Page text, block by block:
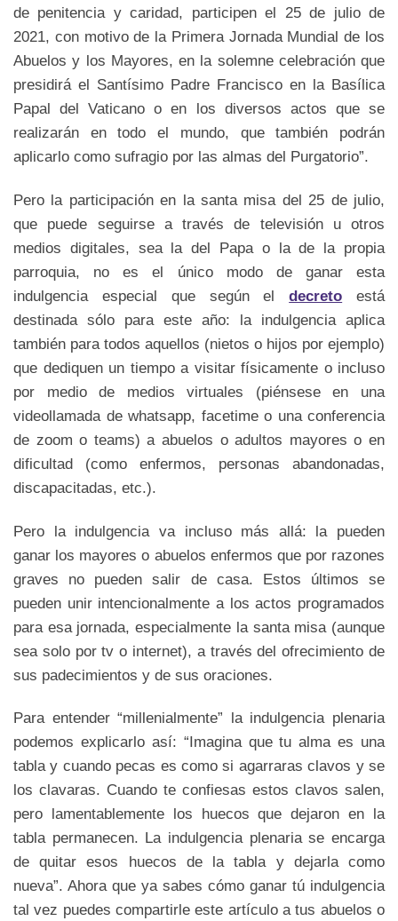
de penitencia y caridad, participen el 25 de julio de
2021, con motivo de la Primera Jornada Mundial de los
Abuelos y los Mayores, en la solemne celebración que
presidirá el Santísimo Padre Francisco en la Basílica
Papal del Vaticano o en los diversos actos que se
realizarán en todo el mundo, que también podrán
aplicarlo como sufragio por las almas del Purgatorio”.
Pero la participación en la santa misa del 25 de julio,
que puede seguirse a través de televisión u otros
medios digitales, sea la del Papa o la de la propia
parroquia, no es el único modo de ganar esta
indulgencia especial que según eldecreto está
destinada sólo para este año: la indulgencia aplica
también para todos aquellos (nietos o hijos por ejemplo)
que dediquen un tiempo a visitar físicamente o incluso
por medio de medios virtuales (piénsese en una
videollamada de whatsapp, facetime o una conferencia
de zoom o teams) a abuelos o adultos mayores o en
dificultad (como enfermos, personas abandonadas,
discapacitadas, etc.).
Pero la indulgencia va incluso más allá: la pueden
ganar los mayores o abuelos enfermos que por razones
graves no pueden salir de casa. Estos últimos se
pueden unir intencionalmente a los actos programados
para esa jornada, especialmente la santa misa (aunque
sea solo por tv o internet), a través del ofrecimiento de
sus padecimientos y de sus oraciones.
Para entender “millenialmente” la indulgencia plenaria
podemos explicarlo así: “Imagina que tu alma es una
tabla y cuando pecas es como si agarraras clavos y se
los clavaras. Cuando te confiesas estos clavos salen,
pero lamentablemente los huecos que dejaron en la
tabla permanecen. La indulgencia plenaria se encarga
de quitar esos huecos de la tabla y dejarla como
nueva”. Ahora que ya sabes cómo ganar tú indulgencia
tal vez puedes compartirle este artículo a tus abuelos o